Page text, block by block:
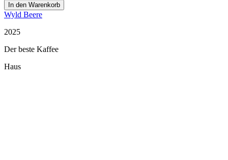
In den Warenkorb
Wyld Beere
2025
Der beste Kaffee
Haus